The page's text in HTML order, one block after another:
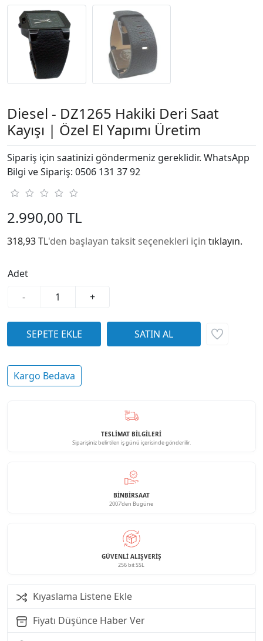
Diesel - DZ1265 Hakiki Deri Saat
Kayışı | Özel El Yapımı Üretim
Sipariş için saatinizi göndermeniz gereklidir. WhatsApp
Bilgi ve Sipariş: 0506 131 37 92
2.990,00 TL
318,93 TL'den başlayan taksit seçenekleri için tıklayın.
Adet
-
+
Kargo Bedava
TESLİMAT BİLGİLERİ
Siparişiniz belirtilen iş günü içerisinde gönderilir.
BINBIRSAAT
2007'den Bugüne
GÜVENLI ALIŞVERIŞ
256 bit SSL
Kıyaslama Listene Ekle
Fiyatı Düşünce Haber Ver